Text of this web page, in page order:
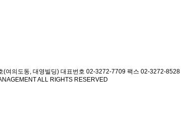
(여의도동, 대영빌딩) 대표번호 02-3272-7709 팩스 02-3272-8528
ALL RIGHTS RESERVED